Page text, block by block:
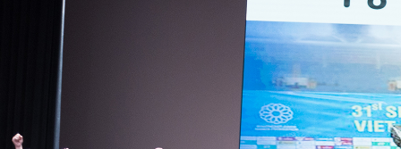
학교 CI
교직원현황
학생현황
위치/전화